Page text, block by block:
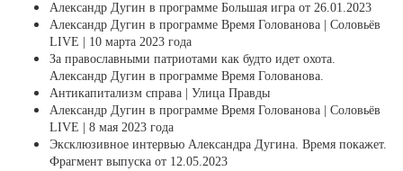
Александр Дугин в программе Большая игра от 26.01.2023
Александр Дугин в программе Время Голованова | Соловьёв
LIVE | 10 марта 2023 года
За православными патриотами как будто идет охота.
Александр Дугин в программе Время Голованова.
Антикапитализм справа | Улица Правды
Александр Дугин в программе Время Голованова | Соловьёв
LIVE | 8 мая 2023 года
Эксклюзивное интервью Александра Дугина. Время покажет.
Фрагмент выпуска от 12.05.2023